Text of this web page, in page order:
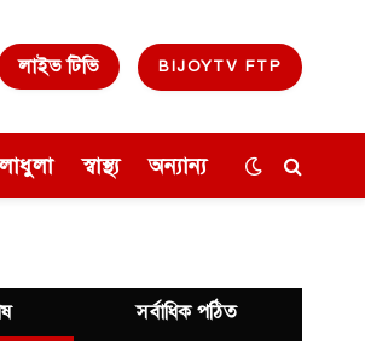
লাইভ টিভি BIJOYTV FTP
স্বাস্থ্য অন্যান্য
সর্বাধিক পঠিত